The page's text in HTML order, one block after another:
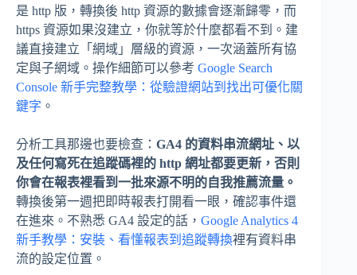
是 http 版，轉換後 http 資源的數據會逐漸歸零，而
https 資源如果沒建立，你就等於什麼都看不到。建
議直接建立「網域」層級的資源，一次涵蓋所有協
定與子網域。操作細節可以參考 Google Search
Console 新手完整教學：從驗證網站到找出可優化關
鍵字 。
分析工具那邊也要檢查： GA4 的資料串流網址、以
及任何寫死在追蹤碼裡的 http 網址都要更新，否則
你會在報表裡看到一批來源不明的自我推薦流量。
轉換後第一週把即時報表打開看一眼，確認事件還
在進來。不熟悉 GA4 設定的話， Google Analytics 4
新手教學：安裝、看懂報表到追蹤轉換裡有資料串
流的設定位置。